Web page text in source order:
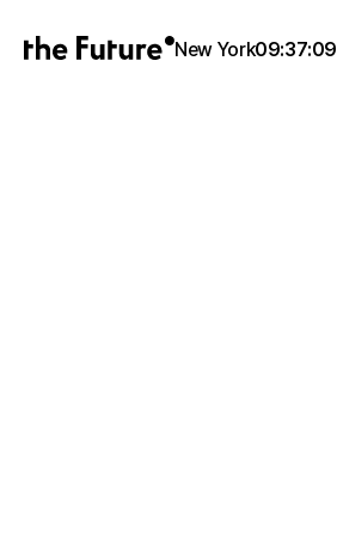
New York09:37:09